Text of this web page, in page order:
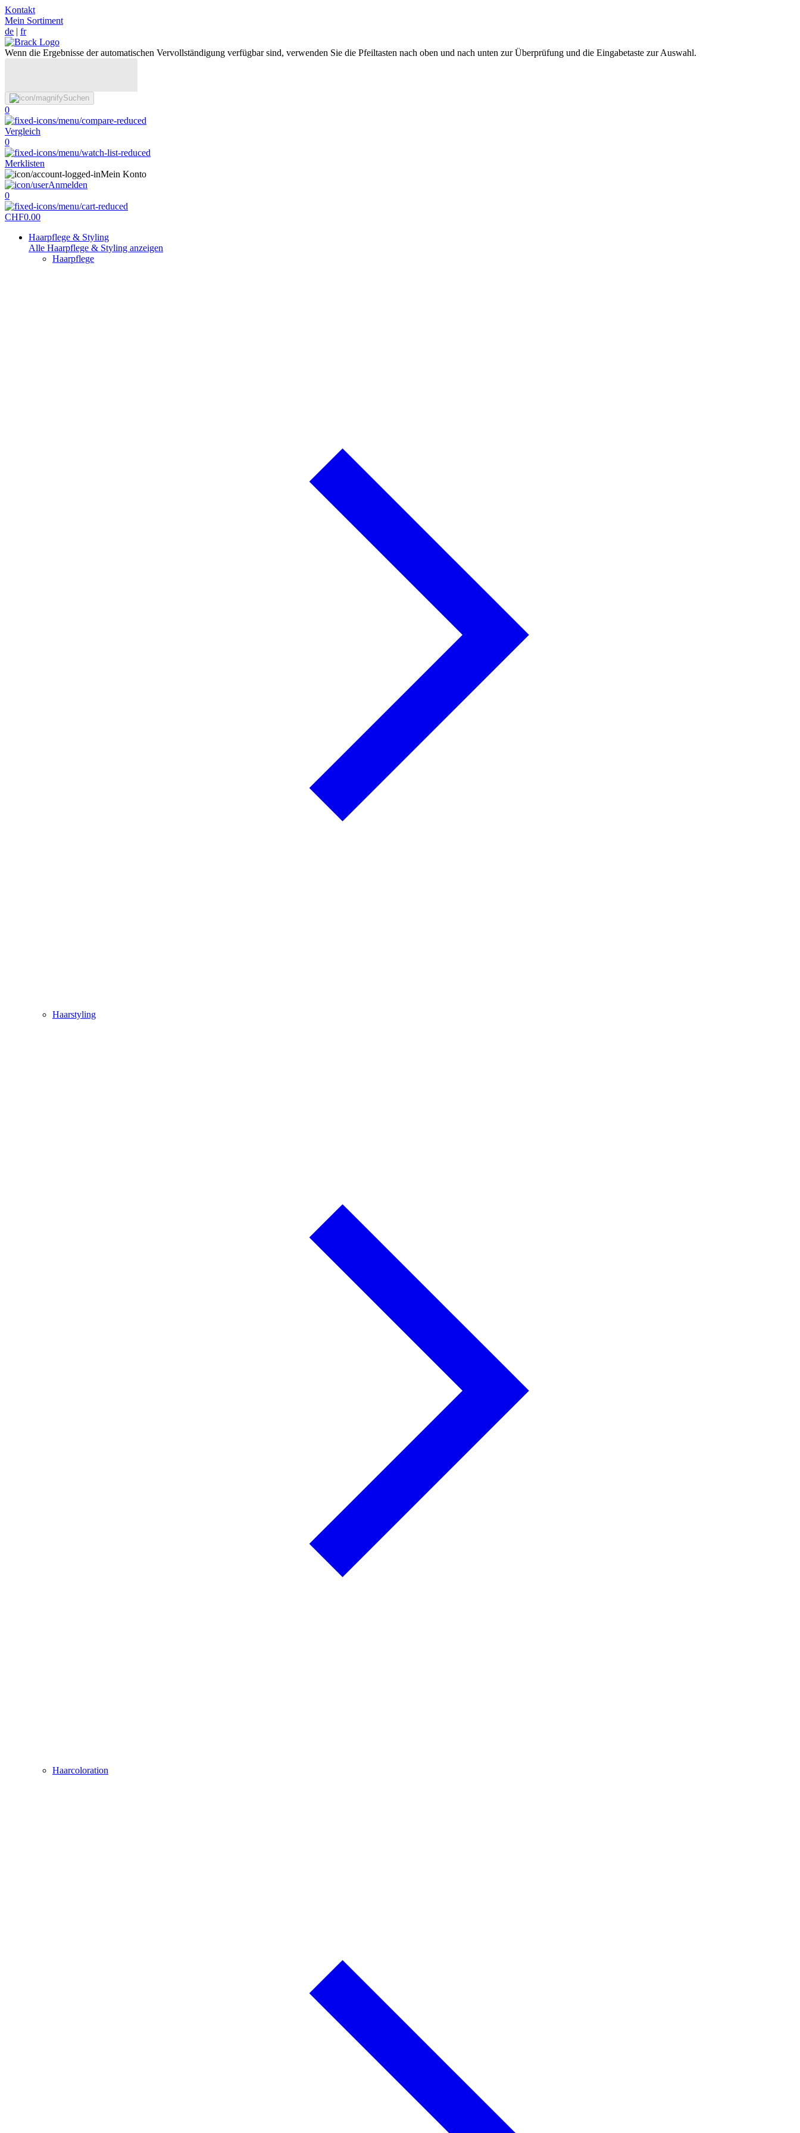
Kontakt
Mein Sortiment
de | fr
Wenn die Ergebnisse der automatischen Vervollständigung verfügbar sind, verwenden Sie die Pfeiltasten nach oben und nach unten zur Überprüfung und die Eingabetaste zur Auswahl.
Suchen
0
Vergleich
0
Merklisten
Mein Konto
Anmelden
0
CHF0.00
Haarpflege & Styling
Alle Haarpflege & Styling anzeigen
Haarpflege
Haarstyling
Haarcoloration